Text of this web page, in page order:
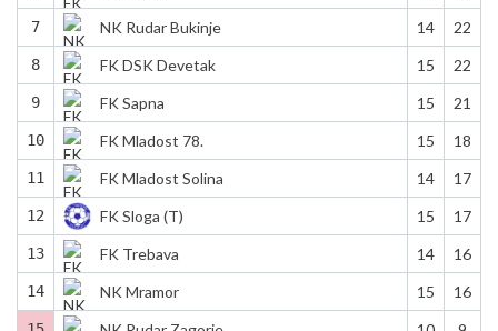
7 NK Rudar Bukinje 14 22
8 FK DSK Devetak 15 22
9 FK Sapna 15 21
10 FK Mladost 78. 15 18
11 FK Mladost Solina 14 17
12 FK Sloga (T) 15 17
13 FK Trebava 14 16
14 NK Mramor 15 16